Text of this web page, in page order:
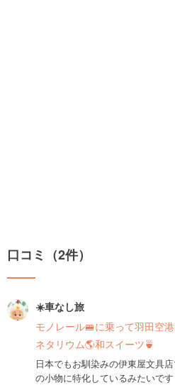
口コミ（2件）
☀️車なし旅
モノレール🚝に乗って羽田空
ネタリウム🌎和スイーツ🍵
日本でもお馴染みの伊東屋文具
の小物に特化しているみたいです